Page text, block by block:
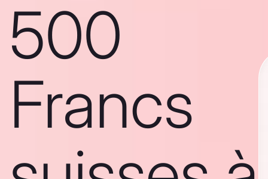
500
Francs